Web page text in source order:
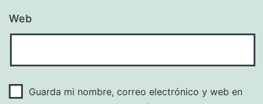
Web
Guarda mi nombre, correo electrónico y web en